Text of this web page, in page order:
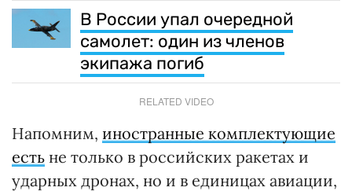
В России упал очередной
самолет: один из членов
экипажа погиб
RELATED VIDEO
Напомним, иностранные комплектующие
есть не только в российских ракетах и
ударных дронах, но и в единицах авиации,